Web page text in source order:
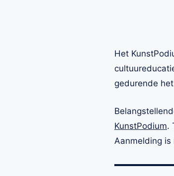
Het
gedurende
KunstPodium.
Aanmelding